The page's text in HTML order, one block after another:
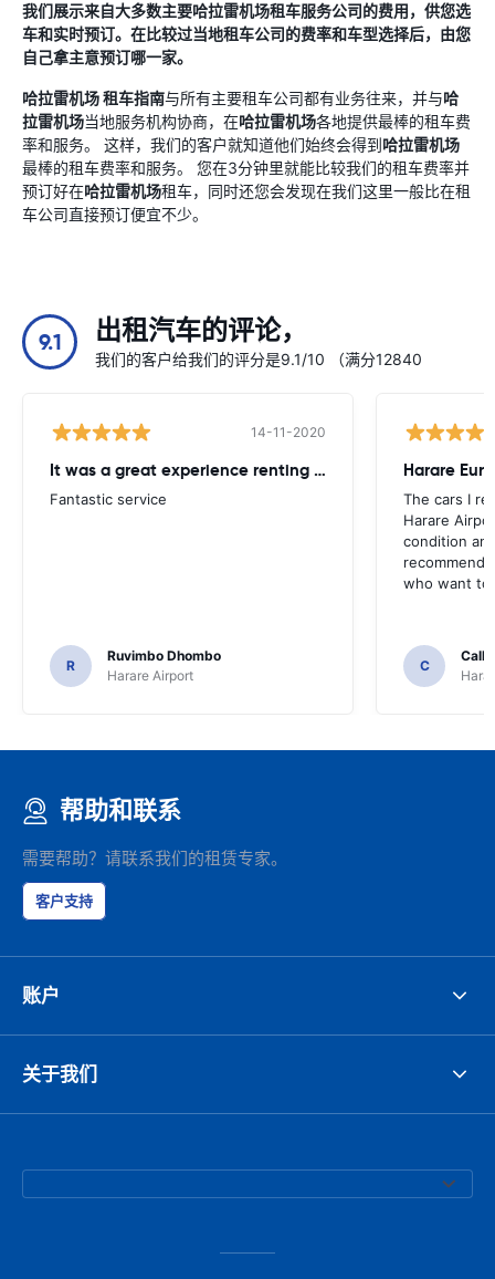
我们展示来自大多数主要哈拉雷机场租车服务公司的费用，供您选
车和实时预订。在比较过当地租车公司的费率和车型选择后，由您
自己拿主意预订哪一家。
哈拉雷机场租车指南与所有主要租车公司都有业务往来，并与哈
拉雷机场当地服务机构协商，在哈拉雷机场各地提供最棒的租车费
率和服务。 这样，我们的客户就知道他们始终会得到哈拉雷机场
最棒的租车费率和服务。 您在3分钟里就能比较我们的租车费率并
预订好在哈拉雷机场租车，同时还您会发现在我们这里一般比在租
车公司直接预订便宜不少。
9.1 出租汽车的评论，
我们的客户给我们的评分是9.1/10 （满分12840
14-11-2020
It was a great experience renting from Europcar
Fantastic service
R
Ruvimbo Dhombo
Harare Airport
Harare
The cars I
Harare
condition
recommend
who want to
C
帮助和联系
需要帮助？请联系我们的租赁专家。
客户支持
账户
关于我们